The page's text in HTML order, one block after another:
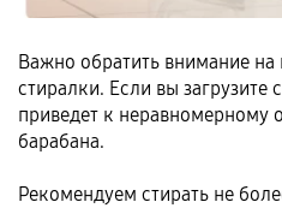
Важно обратить внимание на
стиралки. Если вы
приведет к неравномерному
барабана.
Рекомендуем стирать не